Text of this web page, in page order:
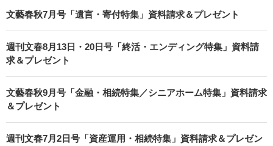
文藝春秋7月号「遺言・寄付特集」資料請求＆プレゼント
週刊文春8月13日・20日号「終活・エンディング特集」資料請
求＆プレゼント
文藝春秋9月号「金融・相続特集／シニアホーム特集」資料請求
＆プレゼント
週刊文春7月2日号「資産運用・相続特集」資料請求＆プレゼン